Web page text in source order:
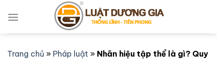
qua
Trang chủ » Pháp luật » Nhãn hiệu tập thể là gì? Quy